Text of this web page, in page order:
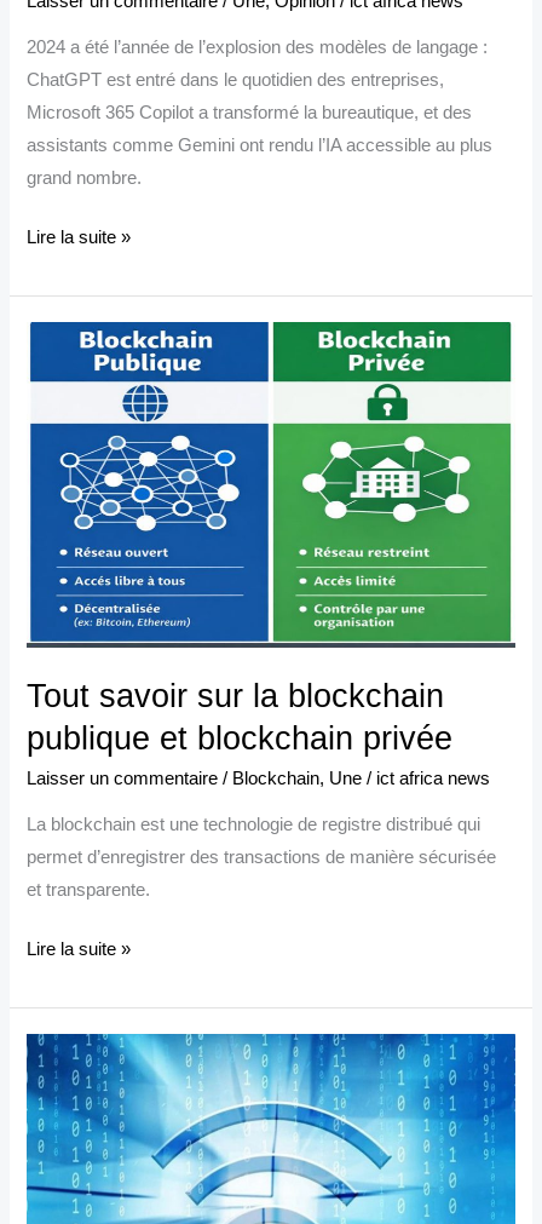
2024 a été l’année de l’explosion des modèles de langage :
ChatGPT est entré dans le quotidien des entreprises,
Microsoft 365 Copilot a transformé la bureautique, et des
assistants comme Gemini ont rendu l’IA accessible au plus
grand nombre.
Lire la suite »
Tout savoir sur la blockchain
publique et blockchain privée
Laisser un commentaire / Blockchain, Une / ict africa news
La blockchain est une technologie de registre distribué qui
permet d’enregistrer des transactions de manière sécurisée
et transparente.
blockchain
publique
blockchain
privée
Lire la suite »
Afrique
:
top
des
pays